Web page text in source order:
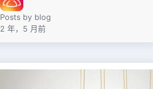
Posts by blog
2 年，5 月前